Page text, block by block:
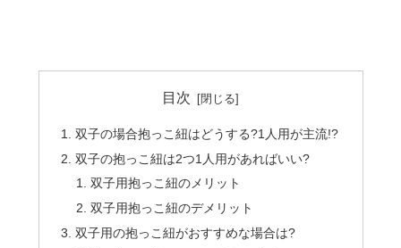
目次
双子の場合抱っこ紐はどうする?1人用が主流!?
双子の抱っこ紐は2つ1人用があればいい?
双子用抱っこ紐のメリット
双子用抱っこ紐のデメリット
双子用の抱っこ紐がおすすめな場合は?